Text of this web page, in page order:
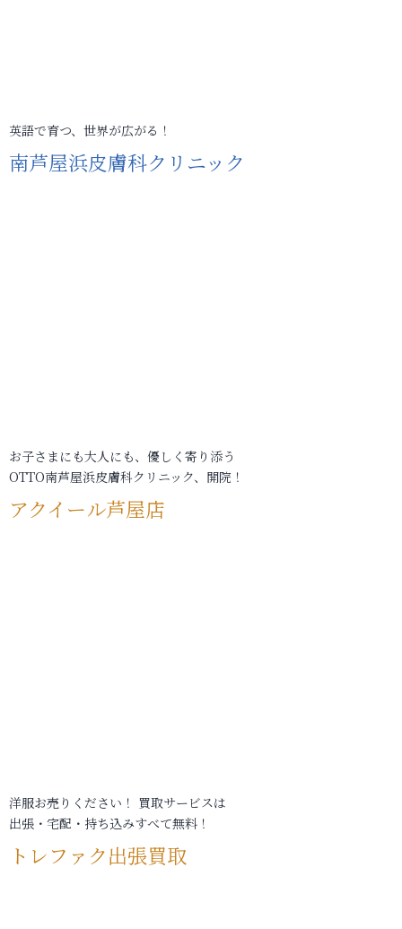
英語で育つ、世界が広がる！
南芦屋浜皮膚科クリニック
お子さまにも大人にも、優しく寄り添う
OTTO南芦屋浜皮膚科クリニック、開院！
アクイール芦屋店
洋服お売りください！ 買取サービスは
出張・宅配・持ち込みすべて無料！
トレファク出張買取